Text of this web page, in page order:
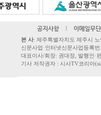
공지사항 l 이메일무
본 사: 제주특별자치도 제주시
신문사업·인터넷신문사업등록
대표이사/회장: 권대정, 발행인·
기사 저작권자 : 시사TV코리아